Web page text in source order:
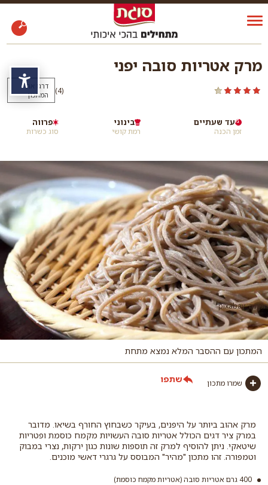
מרק אטריות סובה יפני
(4
)
דרגו את
המתכון
זמן הכנה
עד שעתיים
רמת קושי
בינוני
סוג כשרות
פרווה
תמונה: pixabay
המתכון עם ההסבר המלא נמצא מתחת
שמרו מתכון שתפו
מרק אהוב ביותר על היפנים, בעיקר כשבחוץ החורף בשיאו. מדובר
במרק ציר דגים הכולל אטריות סובה העשויות מקמח כוסמת ופטריות
שיטאקי. ניתן להוסיף למרק זה תוספות שונות כגון ירקות, נצרי במבוק
וטמפורה. זהו מתכון "מהיר" המבוסס על גרגרי דאשי מוכנים.
400 גרם אטריות סובה (אטריות מקמח כוסמת)